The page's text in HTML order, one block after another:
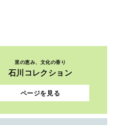
里の恵み、文化の香り
石川コレクション
ページを見る